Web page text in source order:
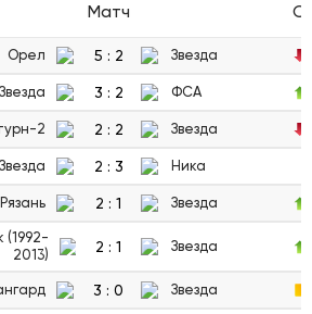
Матч
Орел 5 : 2 Звезда
Звезда 3 : 2 ФСА
2 2 : 2 Звезда
Звезда 2 : 3 Ника
Рязань 2 : 1 Звезда
(1992-
2013)
2 : 1 Звезда
3 : 0 Звезда